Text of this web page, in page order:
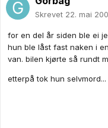
Skrevet 22. mai
for en del år siden ble ei
hun ble låst fast naken i
van. bilen kjørte så rundt
etterpå tok hun selvmord...